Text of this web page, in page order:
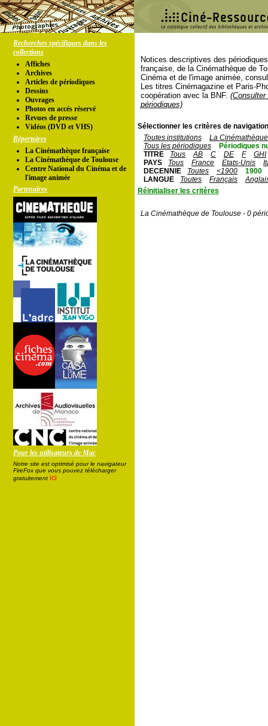
Recherches spécifiques dans les
collections
Affiches
Archives
Articles de périodiques
Dessins
Ouvrages
Photos en accés réservé
Revues de presse
Vidéos (DVD et VHS)
Répertoires
La Cinémathèque française
La Cinémathèque de Toulouse
Centre National du Cinéma et de
l'image animée
Partenaires
Pour les utilisateurs de Mac
Notre site est optimisé pour le navigateur
FireFox que vous pouvez télécharger
gratuitement ici
Notices descriptives des
française, de la Cinémathèque de
Cinéma et de l'image animée,
Les titres Cinémagazine et Paris-
coopération avec la BNF.
périodiques)
Sélectionner les critères de
Toutes institutions
La
Tous les périodiques
Périodiques
TITRE
Tous AB C DE F
GHI
PAYS
Tous France Etats-Unis
DECENNIE
Toutes <1900
1900
LANGUE
Toutes Français
Réinitialiser les critères
La Cinémathèque de Toulouse - 0